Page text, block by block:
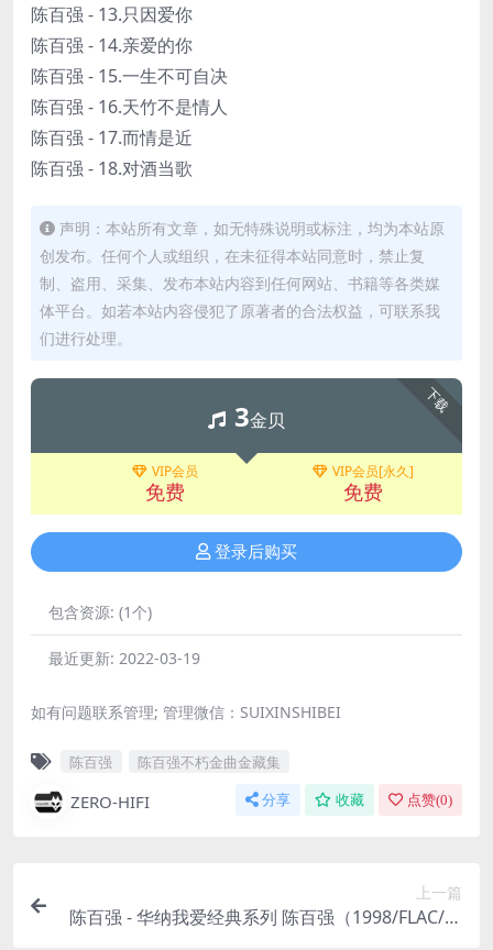
陈百强 - 13.只因爱你
陈百强 - 14.亲爱的你
陈百强 - 15.一生不可自决
陈百强 - 16.天竹不是情人
陈百强 - 17.而情是近
陈百强 - 18.对酒当歌
声明：本站所有文章，如无特殊说明或标注，均为本站原
创发布。任何个人或组织，在未征得本站同意时，禁止复
制、盗用、采集、发布本站内容到任何网站、书籍等各类媒
体平台。如若本站内容侵犯了原著者的合法权益，可联系我
们进行处理。
下载
3金贝
VIP会员
免费
VIP会员[永久]
免费
登录后购买
包含资源: (1个)
最近更新: 2022-03-19
如有问题联系管理; 管理微信：SUIXINSHIBEI
陈百强 陈百强不朽金曲金藏集
ZERO-HIFI 分享 收藏 点赞(0)
上一篇
陈百强 - 华纳我爱经典系列 陈百强（1998/FLAC/分